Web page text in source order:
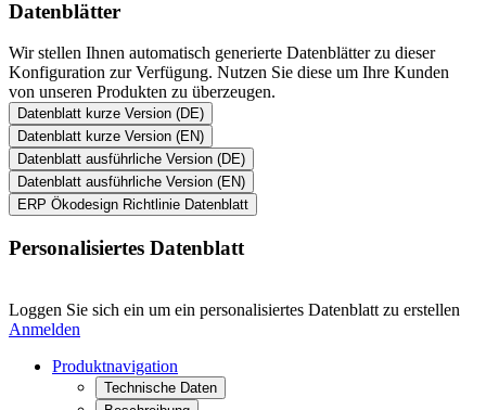
Anmelden
Produktnavigation
Technische Daten
Beschreibung
Service
Downloads
Zuletzt angesehene Produkte
Technische Daten
Service
Ähnliche Produkte
Produkt anfragen